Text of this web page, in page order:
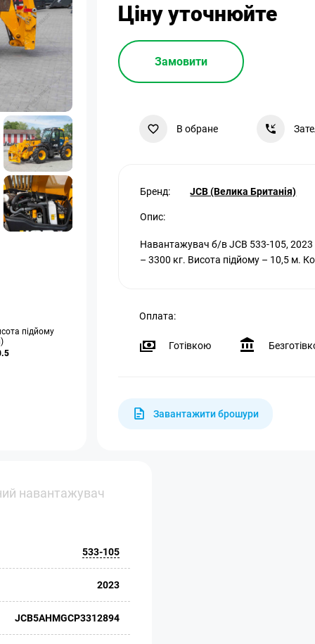
підйому
Ціну уточнюйте
Замовити
В обране
Бренд: JCB (Велика Британія)
Опис:
Навантажувач б/в JCB 533-105,
– 3300 кг. Висота підйому – 10,5 м.
Оплата:
Готівкою
Завантажити брошури
навантажувач
533-105
2023
JCB5AHMGCP3312894